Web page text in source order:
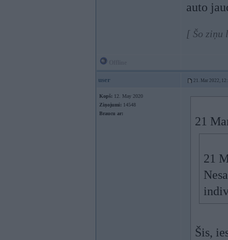
auto
[ Šo ziņu
user 21. Mar 2022,
Kopš: 12. May 2020
Ziņojumi: 14548
Braucu ar:
21
21
Šis,